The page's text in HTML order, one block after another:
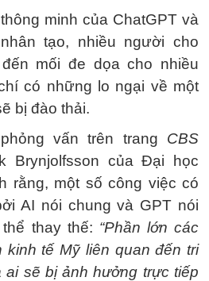
minh của ChatGPT và
tạo, nhiều người cho
mối đe dọa cho nhiều
có những lo ngại về một
bị đào thải.
vấn trên trang CBS
Brynjolfsson của Đại học
rằng, một số công việc có
AI nói chung và GPT nói
thay thế: “Phần lớn các
kinh tế Mỹ liên quan đến tri
ai sẽ bị ảnh hưởng trực tiếp